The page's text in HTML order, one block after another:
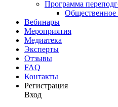
Программа
Общественное
Вебинары
Мероприятия
Медиатека
Эксперты
Отзывы
FAQ
Контакты
Регистрация
Вход